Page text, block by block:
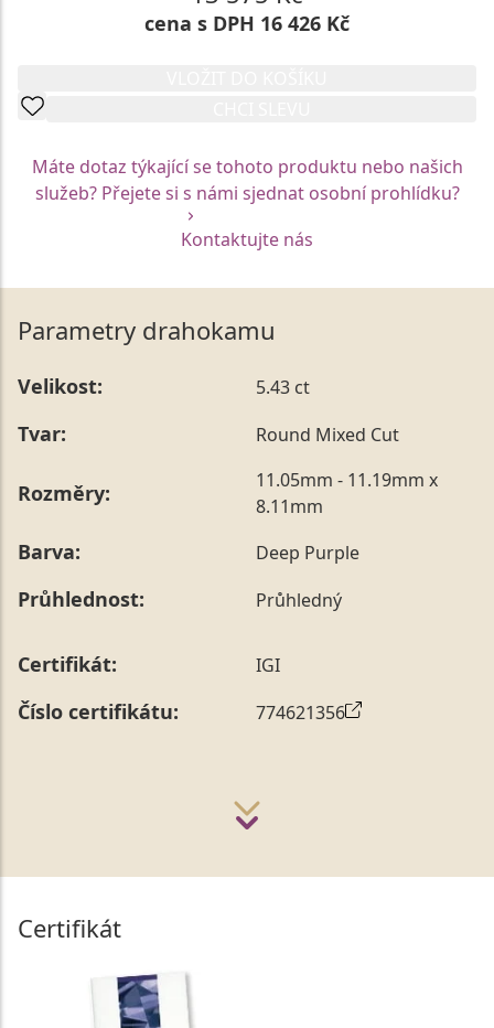
cena s DPH 16 426 Kč
Máte dotaz týkající se tohoto produktu nebo našich
služeb? Přejete si s námi sjednat osobní prohlídku?
Kontaktujte nás
Parametry drahokamu
Velikost: 5.43 ct
Tvar: Round Mixed Cut
Rozměry:
11.05mm - 11.19mm x
8.11mm
Barva: Deep Purple
Průhlednost: Průhledný
Certifikát: IGI
Číslo certifikátu: 774621356
Certifikát